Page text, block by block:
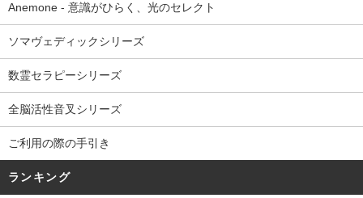
Anemone - 意識がひらく、光のセレクト
ソマヴェディックシリーズ
数霊セラピーシリーズ
全脳活性音叉シリーズ
ご利用の際の手引き
ランキング